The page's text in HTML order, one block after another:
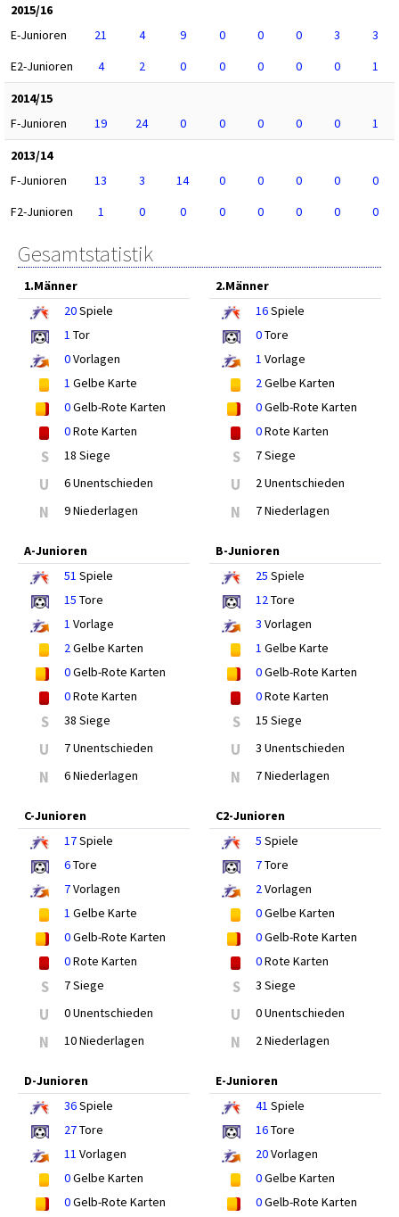
2015/16
E-Junioren
21 4 9 0 0 0 3
3
E2-Junioren
4 2 0 0 0 0 0
1
2014/15
F-Junioren
19 24 0 0 0 0 0
1
2013/14
F-Junioren
13 3 14 0 0 0 0
0
F2-Junioren
1 0 0 0 0 0 0 0
Gesamtstatistik
1.Männer
20Spiele
1 Tor
0Vorlagen
1 Gelbe Karte
0Gelb-Rote Karten
0Rote Karten
S 18 Siege
U 6 Unentschieden
N 9 Niederlagen
2.Männer
16Spiele
0Tore
1 Vorlage
2Gelbe Karten
0Gelb-Rote Karten
0Rote Karten
S 7 Siege
U 2 Unentschieden
N 7 Niederlagen
A-Junioren
51 Spiele
15 Tore
1 Vorlage
2Gelbe Karten
0Gelb-Rote Karten
0Rote Karten
S 38 Siege
U 7 Unentschieden
N 6 Niederlagen
B-Junioren
25 Spiele
12Tore
3 Vorlagen
1 Gelbe Karte
0Gelb-Rote Karten
0Rote Karten
S 15 Siege
U 3 Unentschieden
N 7 Niederlagen
C-Junioren
17Spiele
6Tore
7Vorlagen
1 Gelbe Karte
0Gelb-Rote Karten
0Rote Karten
S 7 Siege
U 0 Unentschieden
N 10 Niederlagen
C2-Junioren
5 Spiele
7Tore
2Vorlagen
0Gelbe Karten
0Gelb-Rote Karten
0Rote Karten
S 3 Siege
U 0 Unentschieden
N 2 Niederlagen
D-Junioren
36Spiele
27Tore
11 Vorlagen
0Gelbe Karten
0Gelb-Rote Karten
E-Junioren
41 Spiele
16Tore
20Vorlagen
0Gelbe Karten
0Gelb-Rote Karten